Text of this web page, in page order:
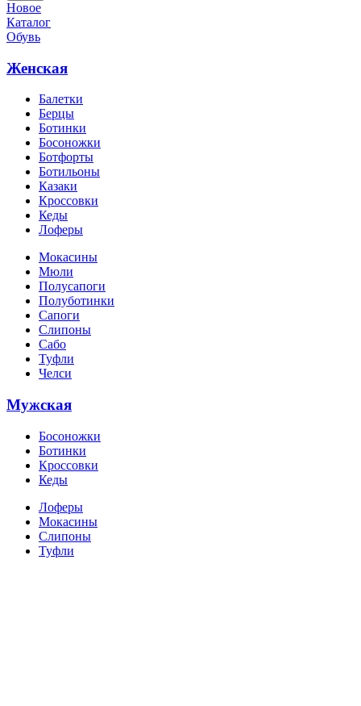
Новое
Каталог
Обувь
Женская
Балетки
Берцы
Ботинки
Босоножки
Ботфорты
Ботильоны
Казаки
Кроссовки
Кеды
Лоферы
Мокасины
Мюли
Полусапоги
Полуботинки
Сапоги
Слипоны
Сабо
Туфли
Челси
Мужская
Босоножки
Ботинки
Кроссовки
Кеды
Лоферы
Мокасины
Слипоны
Туфли